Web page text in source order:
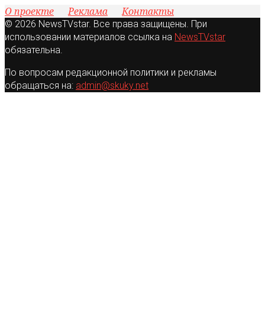
О проекте Реклама Контакты
© 2026 NewsTVstar. Все права защищены. При
использовании материалов ссылка на NewsTVstar
обязательна.
По вопросам редакционной политики и рекламы
обращаться на: admin@skuky.net